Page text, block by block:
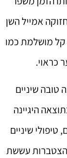
אמייל השן
קל מושלמת כמו
כראוי.
טובה שיניים
היגיינה
טיפולי שיניים
הצטברות עששת